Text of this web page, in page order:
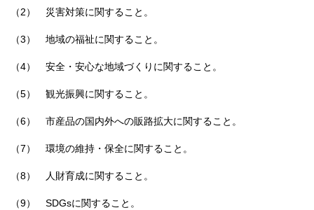
（2） 災害対策に関すること。
（3） 地域の福祉に関すること。
（4） 安全・安心な地域づくりに関すること。
（5） 観光振興に関すること。
（6） 市産品の国内外への販路拡大に関すること。
（7） 環境の維持・保全に関すること。
（8） 人財育成に関すること。
（9） SDGsに関すること。